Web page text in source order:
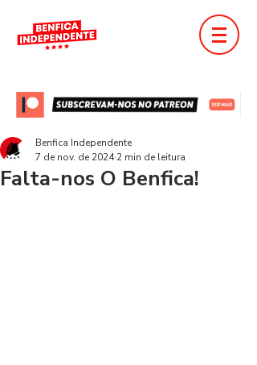
Falta-nos O Benfica!
Benfica Independente
7 de nov. de 2024 2 min de leitura